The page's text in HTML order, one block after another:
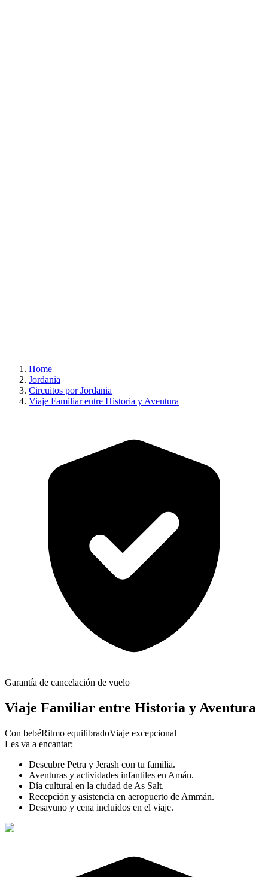
Home
Jordania
Circuitos por Jordania
Viaje Familiar entre Historia y Aventura
Garantía de cancelación de vuelo
Viaje Familiar entre Historia y Aventura
Con bebéRitmo equilibradoViaje excepcional
Les va a encantar:
Descubre Petra y Jerash con tu familia.
Aventuras y actividades infantiles en Amán.
Día cultural en la ciudad de As Salt.
Recepción y asistencia en aeropuerto de Ammán.
Desayuno y cena incluidos en el viaje.